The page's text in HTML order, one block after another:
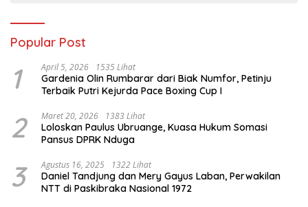
Popular Post
1 April 5, 2026 1535 Lihat
Gardenia Olin Rumbarar dari Biak Numfor, Petinju
Terbaik Putri Kejurda Pace Boxing Cup I
2 Maret 20, 2026 1383 Lihat
Loloskan Paulus Ubruange, Kuasa Hukum Somasi
Pansus DPRK Nduga
3 Agustus 16, 2025 1322 Lihat
Daniel Tandjung dan Mery Gayus Laban, Perwakilan
NTT di Paskibraka Nasional 1972